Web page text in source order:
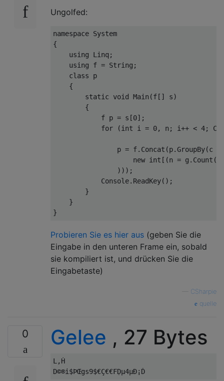
Ungolfed:
namespace System
{
    using Linq;
    using f = String;
    class p
    {
        static void Main(f[] s)
        {
            f p = s[0];
for (int i = 0, n; i++ < 4;
p = f.Concat(p.GroupBy(c
new int[(n =
                )));
            Console.ReadKey();
        }
    }
Probieren Sie es hier aus (geben Sie die
Eingabe in den unteren Frame ein, sobald
sie kompiliert ist, und drücken Sie die
Eingabetaste)
CSharpie
quelle
0 Gelee , 27 Bytes
L,Ḣ